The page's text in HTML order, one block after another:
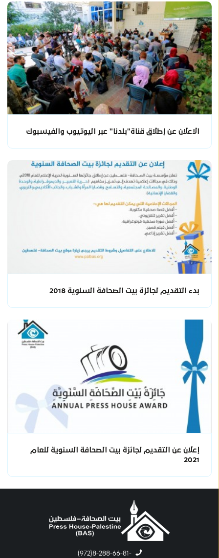
الاعلان عن إطلاق قناة"بلدنا" عبر اليوتيوب والفيسبوك
بدء التقديم لجائزة بيت الصحافة السنوية 2018
إعلان عن التقديم لجائزة بيت الصحافة السنوية للعام
2021
-8-288-66-81(972)